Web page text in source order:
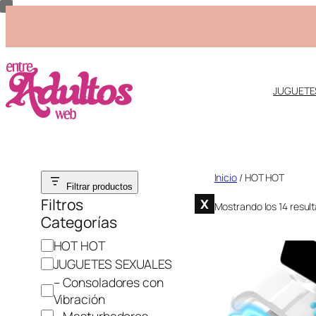
contenido
Filtrar productos
Filtros X
Categorías
C
a
e
HOT HOT
JUGUETES SEXUALES
– Consoladores con
Vibración
Inicio / HOT HOT
Mostrando los 14